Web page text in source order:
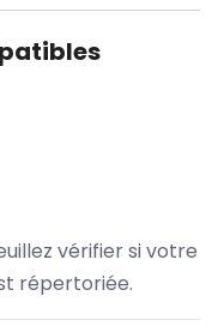
vérifier si votre
répertoriée.